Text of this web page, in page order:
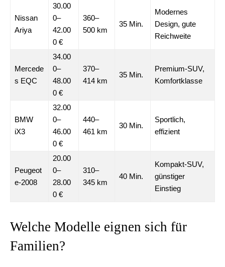
Nissan
Ariya
30.00
0–
42.00
0 €
360–
500 km
35 Min.
Modernes
Design, gute
Reichweite
Mercede
s EQC
34.00
0–
48.00
0 €
370–
414 km
35 Min.
Premium-SUV,
Komfortklasse
BMW
iX3
32.00
0–
46.00
0 €
440–
461 km
30 Min.
Sportlich,
effizient
Peugeot
e-2008
20.00
0–
28.00
0 €
310–
345 km
40 Min.
Kompakt-SUV,
günstiger
Einstieg
Welche Modelle eignen sich für
Familien?